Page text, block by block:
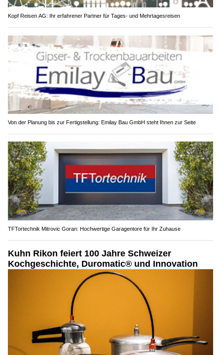
Kopf Reisen AG: Ihr erfahrener Partner für Tages- und Mehrtagesreisen
Von der Planung bis zur Fertigstellung: Emilay Bau GmbH steht Ihnen zur Seite
TFTortechnik Mitrovic Goran: Hochwertige Garagentore für Ihr Zuhause
Kuhn Rikon feiert 100 Jahre Schweizer
Kochgeschichte, Duromatic® und Innovation